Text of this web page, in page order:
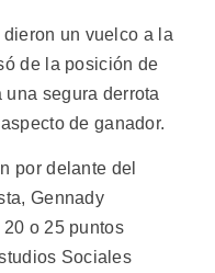
un vuelco a la
de la posición de
segura derrota
de ganador.
por delante del
Gennady
o 25 puntos
Sociales